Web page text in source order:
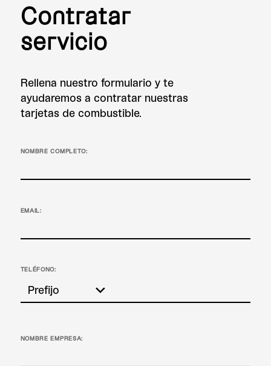
Contratar
servicio
Rellena nuestro formulario y te
ayudaremos a contratar nuestras
tarjetas de combustible.
NOMBRE COMPLETO:
EMAIL:
TELÉFONO:
NOMBRE EMPRESA: